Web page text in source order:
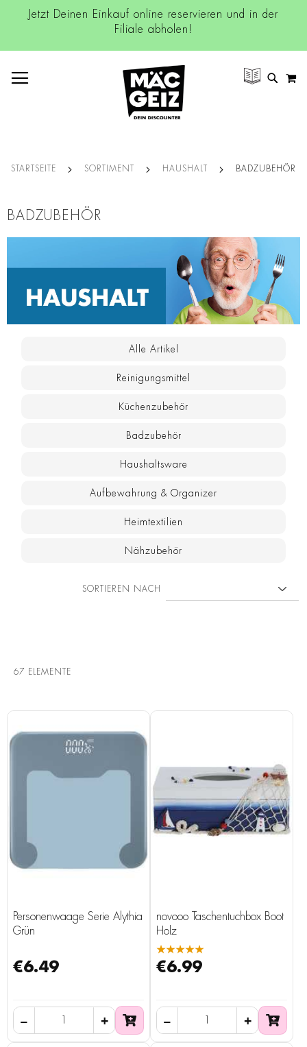
Jetzt Deinen Einkauf online reservieren und in der
Filiale abholen!
SUCHE
STARTSEITE SORTIMENT HAUSHALT BADZUBEHÖR
BADZUBEHÖR
Alle Artikel
Reinigungsmittel
Küchenzubehör
Badzubehör
Haushaltsware
Aufbewahrung & Organizer
Heimtextilien
Nähzubehör
67 ELEMENTE
SORTIEREN NACH
Personenwaage Serie Alythia
Grün
€6.49
novooo Taschentuchbox Boot
Holz
★★★★★
€6.99